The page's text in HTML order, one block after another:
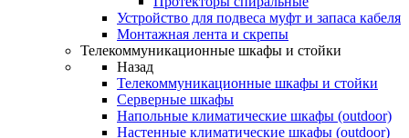
Устройство для подвеса муфт и запаса кабеля
Монтажная лента и скрепы
Телекоммуникационные шкафы и стойки
Назад
Телекоммуникационные шкафы и стойки
Серверные шкафы
Напольные климатические шкафы (outdoor)
Настенные климатические шкафы (outdoor)